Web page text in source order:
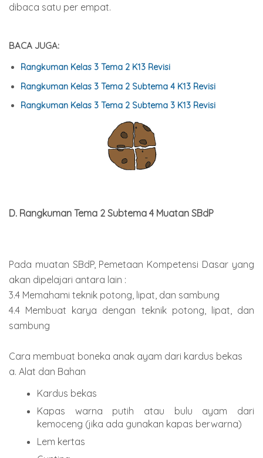
dibaca satu per empat.
BACA JUGA:
Rangkuman Kelas 3 Tema 2 K13 Revisi
Rangkuman Kelas 3 Tema 2 Subtema 4 K13 Revisi
Rangkuman Kelas 3 Tema 2 Subtema 3 K13 Revisi
D. Rangkuman Tema 2 Subtema 4 Muatan SBdP
Pada muatan SBdP, Pemetaan Kompetensi Dasar yang
akan dipelajari antara lain :
3.4 Memahami teknik potong, lipat, dan sambung
4.4 Membuat karya dengan teknik potong, lipat, dan
sambung
Cara membuat boneka anak ayam dari kardus bekas
a. Alat dan Bahan
Kardus bekas
Kapas warna putih atau bulu ayam dari
kemoceng (jika ada gunakan kapas berwarna)
Lem kertas